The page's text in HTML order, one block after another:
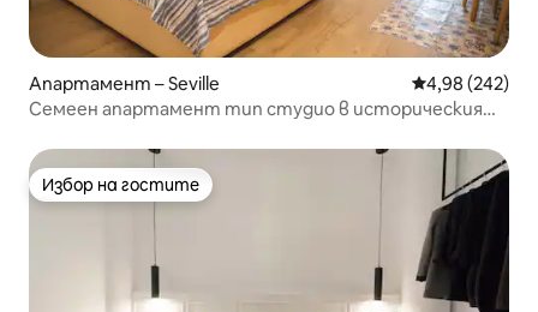
Апартамент – Seville Средна
4,98 (242)
Семеен апартамент тип студио в историческия
Избор на гостите
Избор на гостите